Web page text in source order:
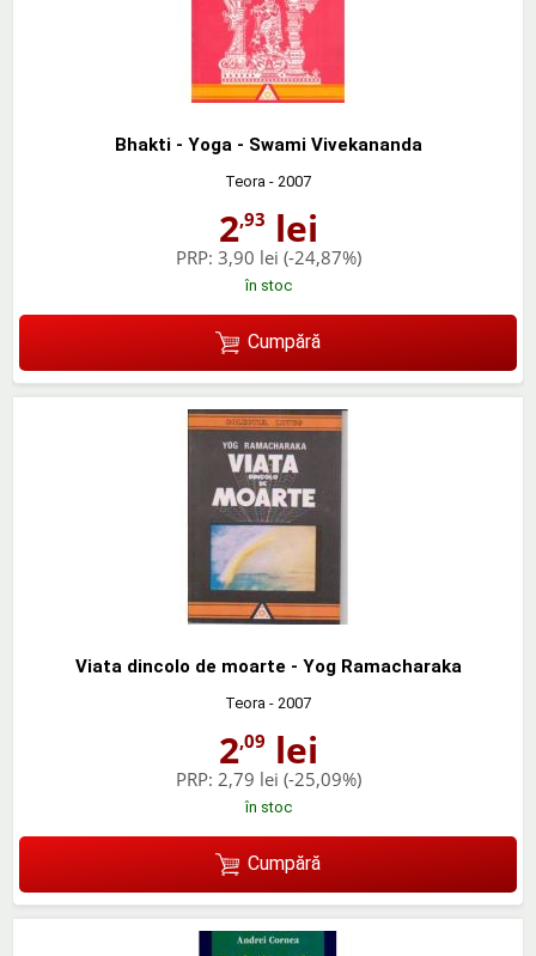
Bhakti - Yoga - Swami Vivekananda
Teora - 2007
2,93 lei
PRP: 3,90 lei (-24,87%)
în stoc
Cumpără
Viata dincolo de moarte - Yog Ramacharaka
Teora - 2007
2,09 lei
PRP: 2,79 lei (-25,09%)
în stoc
Cumpără